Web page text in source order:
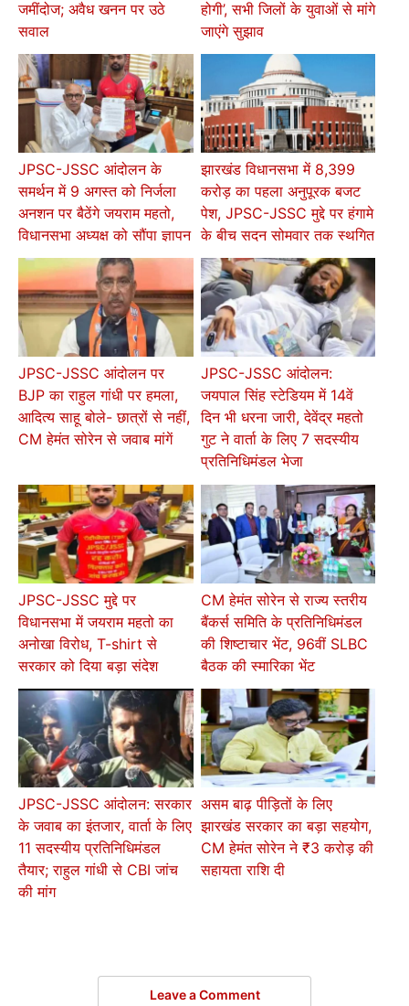
जमींदोज; अवैध खनन पर उठे
सवाल
होगी’, सभी जिलों के युवाओं से मांगे
जाएंगे सुझाव
JPSC-JSSC आंदोलन के
समर्थन में 9 अगस्त को निर्जला
अनशन पर बैठेंगे जयराम महतो,
विधानसभा अध्यक्ष को सौंपा ज्ञापन
झारखंड विधानसभा में 8,399
करोड़ का पहला अनुपूरक बजट
पेश, JPSC-JSSC मुद्दे पर हंगामे
के बीच सदन सोमवार तक स्थगित
JPSC-JSSC आंदोलन पर
BJP का राहुल गांधी पर हमला,
आदित्य साहू बोले- छात्रों से नहीं,
CM हेमंत सोरेन से जवाब मांगें
JPSC-JSSC आंदोलन:
जयपाल सिंह स्टेडियम में 14वें
दिन भी धरना जारी, देवेंद्र महतो
गुट ने वार्ता के लिए 7 सदस्यीय
प्रतिनिधिमंडल भेजा
JPSC-JSSC मुद्दे पर
विधानसभा में जयराम महतो का
अनोखा विरोध, T-shirt से
सरकार को दिया बड़ा संदेश
CM हेमंत सोरेन से राज्य स्तरीय
बैंकर्स समिति के प्रतिनिधिमंडल
की शिष्टाचार भेंट, 96वीं SLBC
बैठक की स्मारिका भेंट
JPSC-JSSC आंदोलन: सरकार
के जवाब का इंतजार, वार्ता के लिए
11 सदस्यीय प्रतिनिधिमंडल
तैयार; राहुल गांधी से CBI जांच
की मांग
असम बाढ़ पीड़ितों के लिए
झारखंड सरकार का बड़ा सहयोग,
CM हेमंत सोरेन ने ₹3 करोड़ की
सहायता राशि दी
Leave a Comment